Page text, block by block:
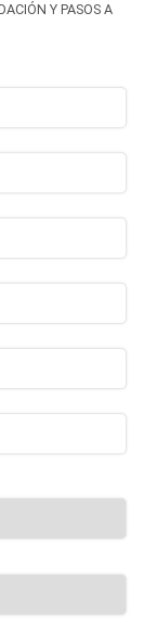
Y PASOS A